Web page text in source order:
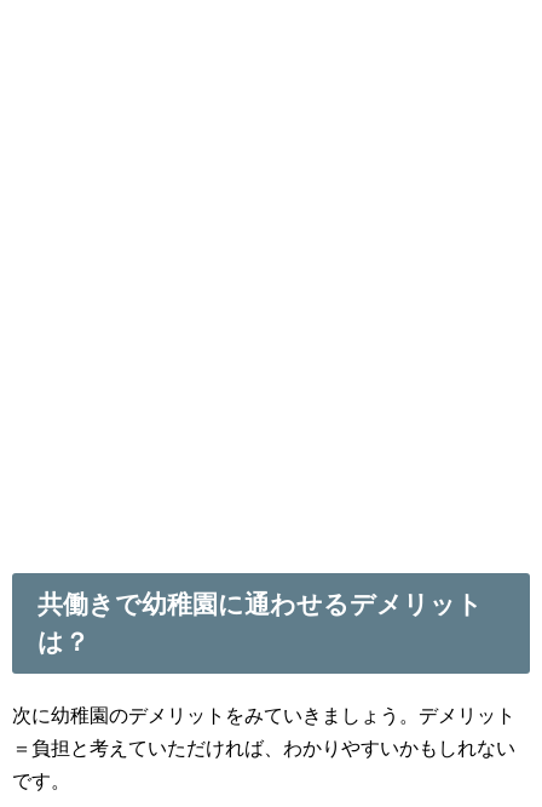
共働きで幼稚園に通わせるデメリット
は？
次に幼稚園のデメリットをみていきましょう。デメリット
＝負担と考えていただければ、わかりやすいかもしれない
です。